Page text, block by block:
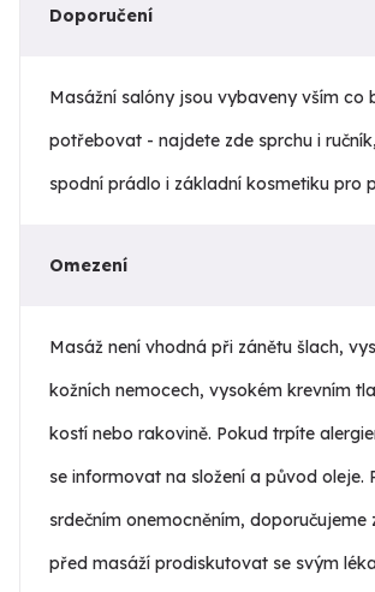
Doporučení
Masážní salóny jsou vybaveny vším co
potřebovat - najdete zde sprchu i
spodní prádlo i základní kosmetiku pro
Omezení
Masáž není vhodná při zánětu šlach,
kožních nemocech, vysokém krevním
kostí nebo rakovině. Pokud trpíte
se informovat na složení a původ oleje.
srdečním onemocněním,
před masáží prodiskutovat se svým